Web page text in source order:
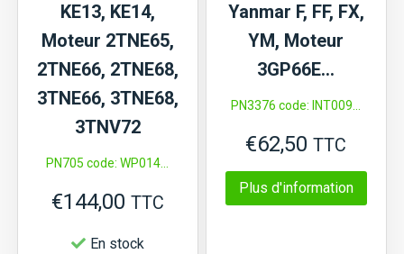
KE13, KE14,
Moteur 2TNE65,
2TNE66, 2TNE68,
3TNE66, 3TNE68,
3TNV72
PN705 code: WP014...
€144,00 TTC
En stock
Yanmar F, FF, FX,
YM, Moteur
3GP66E…
PN3376 code: INT009...
€62,50 TTC
Plus d'information